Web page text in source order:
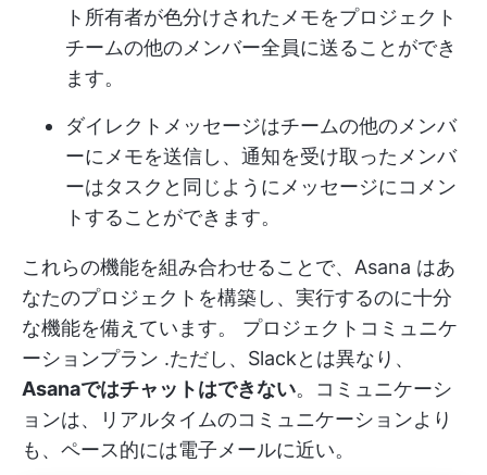
ト所有者が色分けされたメモをプロジェクト
チームの他のメンバー全員に送ることができ
ます。
ダイレクトメッセージはチームの他のメンバ
ーにメモを送信し、通知を受け取ったメンバ
ーはタスクと同じようにメッセージにコメン
トすることができます。
これらの機能を組み合わせることで、Asana はあ
なたのプロジェクトを構築し、実行するのに十分
な機能を備えています。 プロジェクトコミュニケ
ーションプラン .ただし、Slackとは異なり、
Asanaではチャットはできない。コミュニケーシ
ョンは、リアルタイムのコミュニケーションより
も、ペース的には電子メールに近い。